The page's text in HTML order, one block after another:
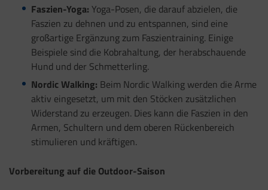
Faszien-Yoga: Yoga-Posen, die darauf abzielen, die
Faszien zu dehnen und zu entspannen, sind eine
großartige Ergänzung zum Faszientraining. Einige
Beispiele sind die Kobrahaltung, der herabschauende
Hund und der Schmetterling.
Nordic Walking: Beim Nordic Walking werden die Arme
aktiv eingesetzt, um mit den Stöcken zusätzlichen
Widerstand zu erzeugen. Dies kann die Faszien in den
Armen, Schultern und dem oberen Rückenbereich
stimulieren und kräftigen.
Vorbereitung auf die Outdoor-Saison